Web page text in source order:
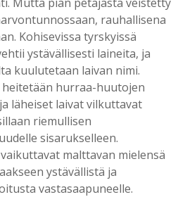
rauhallisena
Kohisevissa tyrskyissä
ystävällisesti laineita, ja
kuulutetaan laivan nimi.
hurraa-huutojen
läheiset laivat vilkuttavat
riemullisen
sisarukselleen.
malttavan mielensä
ystävällistä ja
vastasaapuneelle.